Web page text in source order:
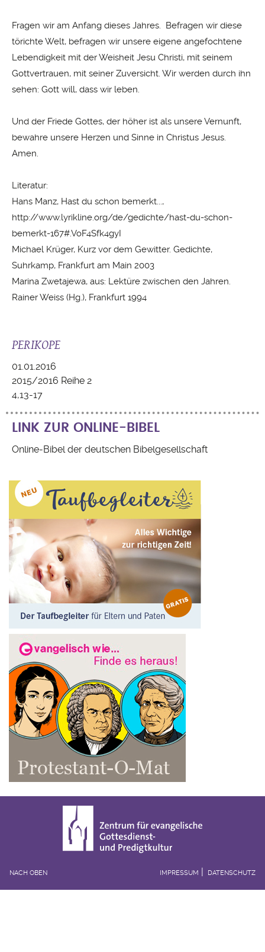
Fragen wir am Anfang dieses Jahres. Befragen wir diese
törichte Welt, befragen wir unsere eigene angefochtene
Lebendigkeit mit der Weisheit Jesu Christi, mit seinem
Gottvertrauen, mit seiner Zuversicht. Wir werden durch ihn
sehen: Gott will, dass wir leben.
Und der Friede Gottes, der höher ist als unsere Vernunft,
bewahre unsere Herzen und Sinne in Christus Jesus.
Amen.
Literatur:
Hans Manz, Hast du schon bemerkt...,
http://www.lyrikline.org/de/gedichte/hast-du-schon-
bemerkt-167#.VoF4Sfk4gyI
Michael Krüger, Kurz vor dem Gewitter. Gedichte,
Suhrkamp, Frankfurt am Main 2003
Marina Zwetajewa, aus: Lektüre zwischen den Jahren.
Rainer Weiss (Hg.), Frankfurt 1994
PERIKOPE
01.01.2016
2015/2016 Reihe 2
4,13-17
LINK ZUR ONLINE-BIBEL
Online-Bibel der deutschen Bibelgesellschaft
NACH OBEN IMPRESSUM DATENSCHUTZ